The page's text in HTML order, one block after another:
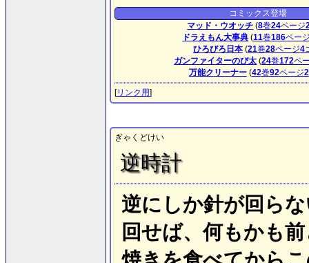
コミックス登場
マッド・ウオッチ (8巻24ページ
ドラえもん大事典 (11巻186ペー
ひろびろ日本(21巻28ページ4
ガンファイターのび太 (24巻172ペ
万能クリーナー(42巻92ページ2
[リンク用]
ぎゃくどけい
逆時計
逆にしか針が回ら
回せば、何もかも